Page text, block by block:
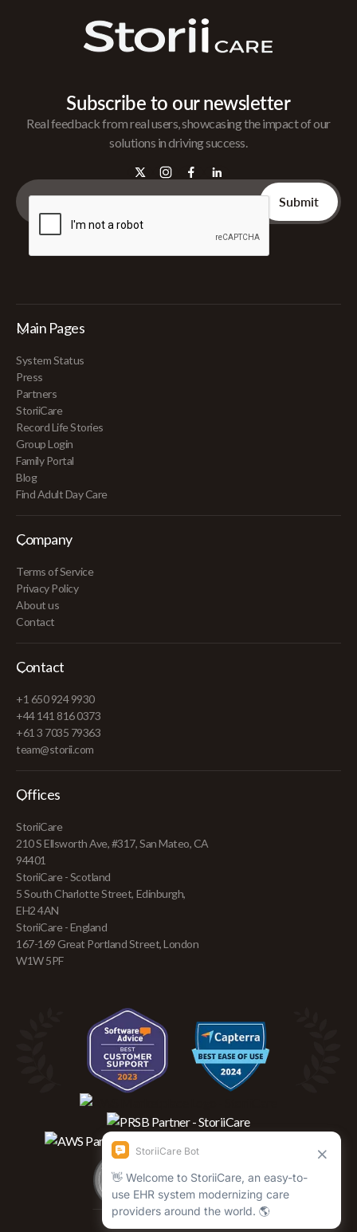
Subscribe to our newsletter
Real feedback from real users, showcasing the impact of our
solutions in driving success.
Main Pages
System Status
Press
Partners
StoriiCare
Record Life Stories
Group Login
Family Portal
Blog
Find Adult Day Care
Company
Terms of Service
Privacy Policy
About us
Contact
Contact
+1 650 924 9930
+44 141 816 0373
+61 3 7035 79363
team@storii.com
Offices
StoriiCare
210 S Ellsworth Ave, #317, San Mateo, CA
94401
StoriiCare - Scotland
5 South Charlotte Street, Edinburgh,
EH2 4AN
StoriiCare - England
167-169 Great Portland Street, London
W1W 5PF